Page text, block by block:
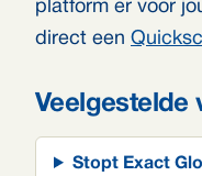
platform er voor
direct een
Veelgestelde
Stopt Exact